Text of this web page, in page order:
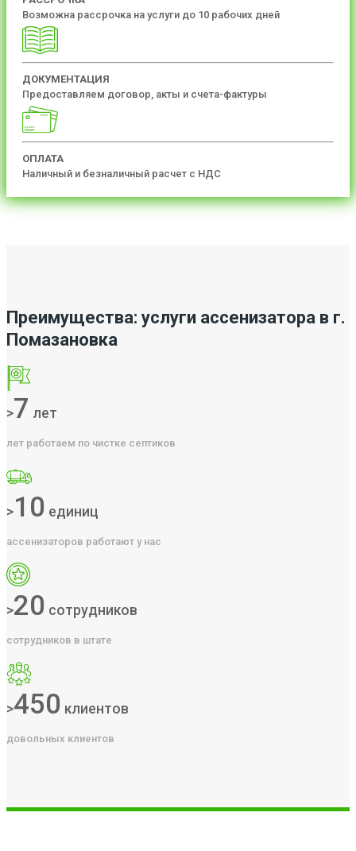
Возможна рассрочка на услуги до 10 рабочих дней
ДОКУМЕНТАЦИЯ
Предоставляем договор, акты и счета-фактуры
ОПЛАТА
Наличный и безналичный расчет с НДС
Преимущества: услуги ассенизатора в г.
Помазановка
>7 лет
лет работаем по чистке септиков
>10 единиц
ассенизаторов работают у нас
>20 сотрудников
сотрудников в штате
>450 клиентов
довольных клиентов